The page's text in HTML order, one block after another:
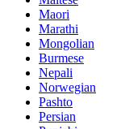
Maori
Marathi
Mongolian
Burmese
Nepali
Norwegian
Pashto
Persian